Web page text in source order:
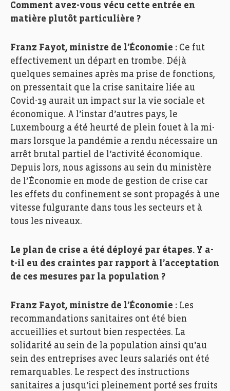
Comment avez-vous vécu cette entrée en
matière plutôt particulière ?
Franz Fayot, ministre de l’Économie : Ce fut
effectivement un départ en trombe. Déjà
quelques semaines après ma prise de fonctions,
on pressentait que la crise sanitaire liée au
Covid-19 aurait un impact sur la vie sociale et
économique. A l’instar d’autres pays, le
Luxembourg a été heurté de plein fouet à la mi-
mars lorsque la pandémie a rendu nécessaire un
arrêt brutal partiel de l’activité économique.
Depuis lors, nous agissons au sein du ministère
de l’Économie en mode de gestion de crise car
les effets du confinement se sont propagés à une
vitesse fulgurante dans tous les secteurs et à
tous les niveaux.
Le plan de crise a été déployé par étapes. Y a-
t-il eu des craintes par rapport à l’acceptation
de ces mesures par la population ?
Franz Fayot, ministre de l’Économie : Les
recommandations sanitaires ont été bien
accueillies et surtout bien respectées. La
solidarité au sein de la population ainsi qu’au
sein des entreprises avec leurs salariés ont été
remarquables. Le respect des instructions
sanitaires a jusqu’ici pleinement porté ses fruits